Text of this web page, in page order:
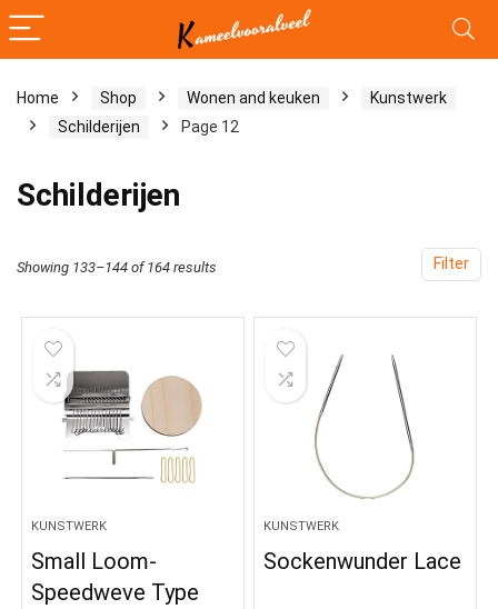
Home Shop Wonen and keuken
Kunstwerk
Schilderijen
Page 12
Schilderijen
Filter
Showing 133–144 of 164 results
KUNSTWERK
Small Loom-
Speedweve Type
KUNSTWERK
Sockenwunder Lace